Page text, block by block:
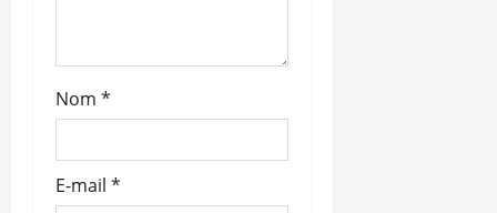
Nom *
E-mail *